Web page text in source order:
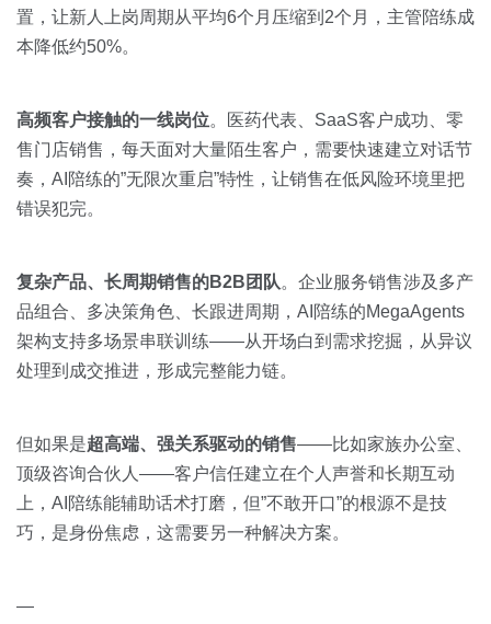
置，让新人上岗周期从平均6个月压缩到2个月，主管陪练成
本降低约50%。
高频客户接触的一线岗位。医药代表、SaaS客户成功、零
售门店销售，每天面对大量陌生客户，需要快速建立对话节
奏，AI陪练的”无限次重启”特性，让销售在低风险环境里把
错误犯完。
复杂产品、长周期销售的B2B团队。企业服务销售涉及多产
品组合、多决策角色、长跟进周期，AI陪练的MegaAgents
架构支持多场景串联训练——从开场白到需求挖掘，从异议
处理到成交推进，形成完整能力链。
但如果是超高端、强关系驱动的销售——比如家族办公室、
顶级咨询合伙人——客户信任建立在个人声誉和长期互动
上，AI陪练能辅助话术打磨，但”不敢开口”的根源不是技
巧，是身份焦虑，这需要另一种解决方案。
—